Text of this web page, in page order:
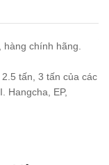
hàng chính hãng.
tấn, 3 tấn của các
Hangcha, EP,